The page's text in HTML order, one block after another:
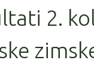
2.